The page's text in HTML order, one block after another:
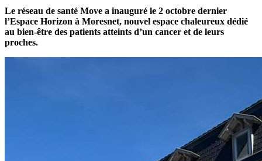
Le réseau de santé Move a inauguré le 2 octobre dernier
l’Espace Horizon à Moresnet, nouvel espace chaleureux dédié
au bien-être des patients atteints d’un cancer et de leurs
proches.